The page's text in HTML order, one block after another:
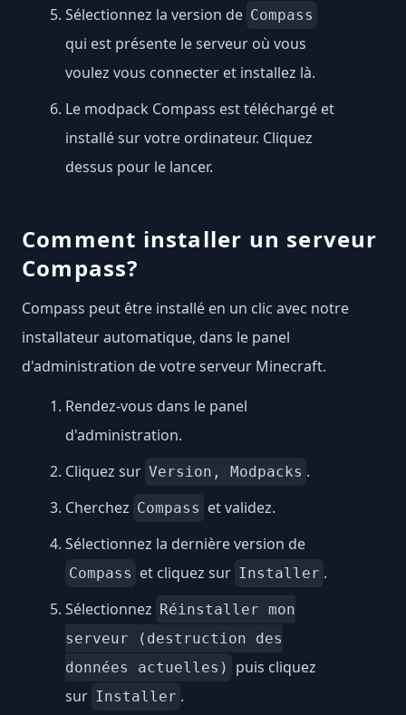
Sélectionnez la version de Compass
qui est présente le serveur où vous
voulez vous connecter et installez là.
Le modpack Compass est téléchargé et
installé sur votre ordinateur. Cliquez
dessus pour le lancer.
Comment installer un serveur
Compass?
Compass peut être installé en un clic avec notre
installateur automatique, dans le panel
d'administration de votre serveur Minecraft.
Rendez-vous dans le panel
d'administration.
Cliquez sur Version, Modpacks .
Cherchez Compass et validez.
Sélectionnez la dernière version de
Compass et cliquez sur Installer .
Sélectionnez Réinstaller mon
serveur (destruction des
données actuelles)
puis cliquez
sur Installer .